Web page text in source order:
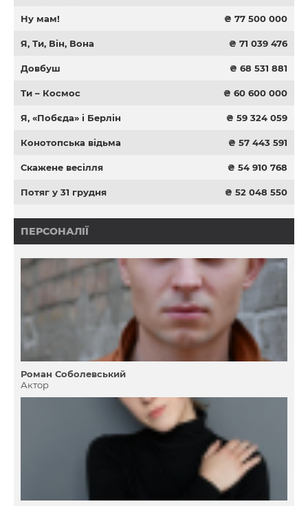
Ну мам! ₴ 77 500 000
Я, Ти, Він, Вона ₴ 71 039 476
Довбуш ₴ 68 531 881
Ти – Космос ₴ 60 600 000
Я, «Побєда» і Берлін ₴ 59 324 059
Конотопська відьма ₴ 57 443 591
Скажене весілля ₴ 54 910 768
Потяг у 31 грудня ₴ 52 048 550
ПЕРСОНАЛІЇ
Роман Соболевський
Актор